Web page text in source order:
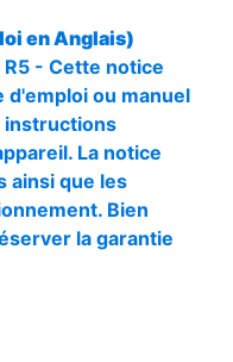
en Anglais)
R5 - Cette notice
ou manuel
instructions
La notice
ainsi que les
Bien
la garantie